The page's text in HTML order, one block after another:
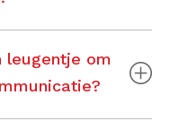
leugentje om